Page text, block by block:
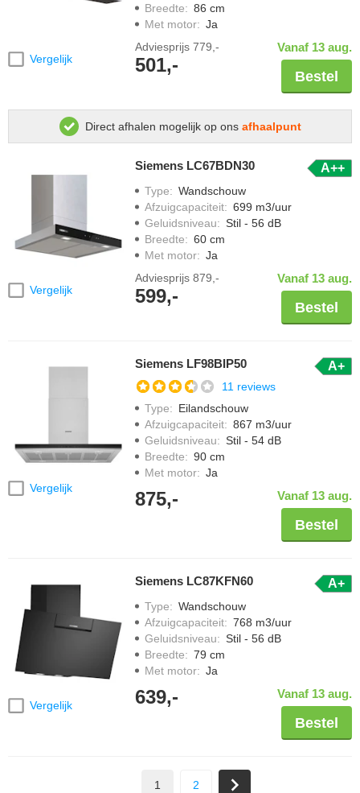
Vergelijk
Breedte: 86 cm
Met motor: Ja
Adviesprijs 779,-
501,-
Vanaf 13 aug.
Bestel
Direct afhalen mogelijk op ons afhaalpunt
Vergelijk
Siemens LC67BDN30 A++
Type: Wandschouw
Afzuigcapaciteit: 699 m3/uur
Geluidsniveau: Stil - 56 dB
Breedte: 60 cm
Met motor: Ja
Adviesprijs 879,-
599,-
Vanaf 13 aug.
Bestel
Vergelijk
Siemens LF98BIP50 A+
11 reviews
Type: Eilandschouw
Afzuigcapaciteit: 867 m3/uur
Geluidsniveau: Stil - 54 dB
Breedte: 90 cm
Met motor: Ja
875,- Vanaf 13 aug.
Bestel
Vergelijk
Siemens LC87KFN60 A+
Type: Wandschouw
Afzuigcapaciteit: 768 m3/uur
Geluidsniveau: Stil - 56 dB
Breedte: 79 cm
Met motor: Ja
639,- Vanaf 13 aug.
Bestel
1 2